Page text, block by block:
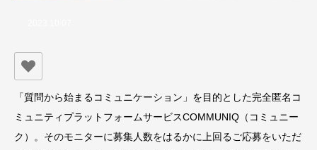
「質問から始まるコミュニケーション」を目的とした完全匿名コ
ミュニティプラットフォームサービスCOMMUNIQ（コミュニー
ク）。そのモニターに募集人数をはるかに上回るご応募をいただ